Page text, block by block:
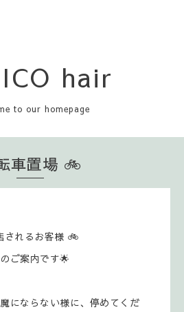
hair
to our homepage
車置場 🚲️
されるお客様 🚲
ご案内です🌟
にならない様に、停めてくだ